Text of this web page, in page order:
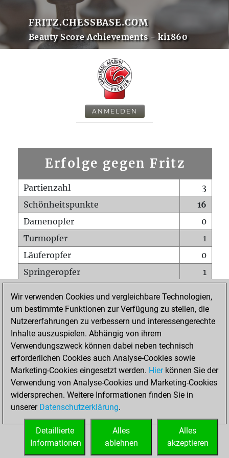
FRITZ.CHESSBASE.COM
Beauty Score Achievements - ki1860
ANMELDEN
Erfolge gegen Fritz
Partienzahl
3
Schönheitspunkte
16
Damenopfer
0
Turmopfer
1
Läuferopfer
0
Springeropfer
1
Matt auf vollem Brett
0
Bauer setzt Matt
0
Erstickte Matts
Unterverwandlungen
Türme auf der siebten
0
STARTSEITE
Wir verwenden Cookies und vergleichbare Technologien,
um bestimmte Funktionen zur Verfügung zu stellen, die
Nutzererfahrungen zu verbessern und interessengerechte
Inhalte auszuspielen. Abhängig von ihrem
Verwendungszweck können dabei neben technisch
erforderlichen Cookies auch Analyse-Cookies sowie
Marketing-Cookies eingesetzt werden. Hierkönnen Sie der
Verwendung von Analyse-Cookies und Marketing-Cookies
widersprechen. Weitere Informationen finden Sie in
unserer Datenschutzerklärung.
Alles
akzeptieren
Alles
ablehnen
Detaillierte
Informationen